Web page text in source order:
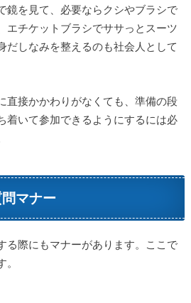
鏡を見て、必要ならクシやブラシで
エチケットブラシでササっとスーツ
だしなみを整えるのも社会人として
直接かかわりがなくても、準備の段
着いて参加できるようにするには必
マナー
る際にもマナーがあります。ここで